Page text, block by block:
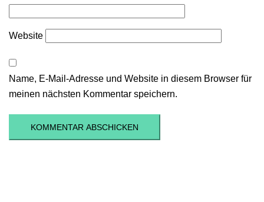
Website
Name, E-Mail-Adresse und Website in diesem Browser für
meinen nächsten Kommentar speichern.